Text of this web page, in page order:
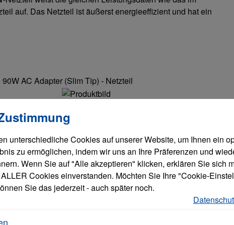
auf. Das Netzteil ist äußerst energieeffizient und hat ein
AC Adapter (Slim Tip) - Netzteil
AC
- Netzteil
V - 90 Watt
- für 330-15;
ThinkPad
Thinkpad
A475; E46X;
L460; L470;
P50; P51;
T570;
Cookies, um eine bestmögliche Erfahrung bieten zu
unterschiedliche Cookies auf unserer Website, um Ihnen ein
zu ermöglichen, indem wir uns an Ihre Präferenzen und
Wenn Sie auf "Alle akzeptieren" klicken, erklären Sie sich
Cookies einverstanden. Möchten Sie Ihre "Cookie-
Sie das jederzeit - auch später noch.